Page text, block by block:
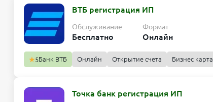
ВТБ регистрация ИП
Обслуживание
Бесплатно
Формат
Онлайн
5Банк ВТБ Онлайн Открытие счета Бизнес карта
Точка банк регистрация ИП